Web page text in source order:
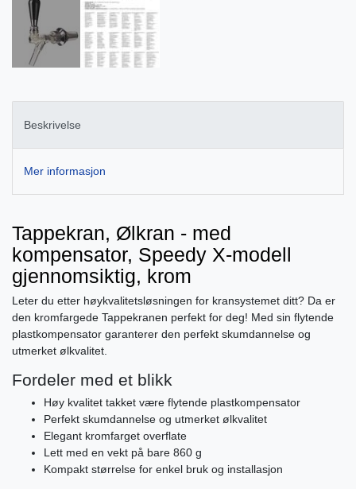
Beskrivelse
Mer informasjon
Tappekran, Ølkran - med
kompensator, Speedy X-modell
gjennomsiktig, krom
Leter du etter høykvalitetsløsningen for kransystemet ditt? Da er
den kromfargede Tappekranen perfekt for deg! Med sin flytende
plastkompensator garanterer den perfekt skumdannelse og
utmerket ølkvalitet.
Fordeler med et blikk
Høy kvalitet takket være flytende plastkompensator
Perfekt skumdannelse og utmerket ølkvalitet
Elegant kromfarget overflate
Lett med en vekt på bare 860 g
Kompakt størrelse for enkel bruk og installasjon